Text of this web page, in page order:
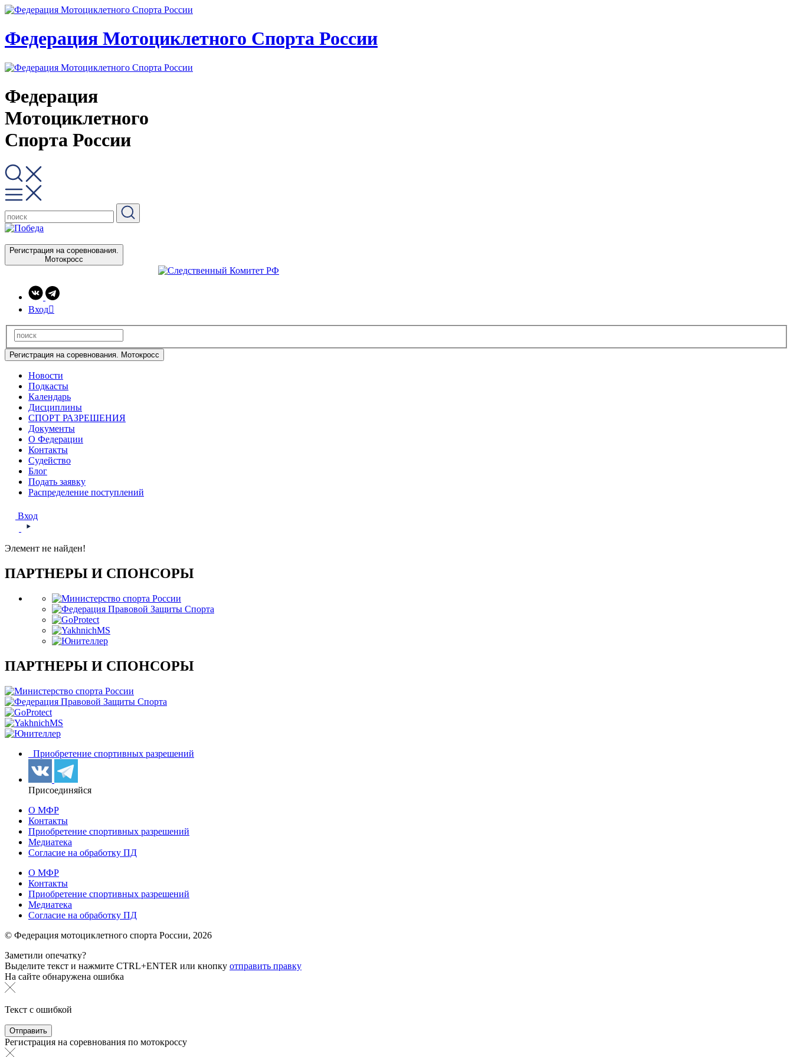
Федерация Мотоциклетного Спорта России
Федерация
Мотоциклетного
Спорта России
Регистрация на соревнования.
Мотокросс
Вход
Регистрация на соревнования. Мотокросс
Новости
Подкасты
Календарь
Дисциплины
СПОРТ РАЗРЕШЕНИЯ
Документы
О Федерации
Контакты
Судейство
Блог
Подать заявку
Распределение поступлений
Вход
Элемент не найден!
ПАРТНЕРЫ И СПОНСОРЫ
ПАРТНЕРЫ И СПОНСОРЫ
Приобретение спортивных разрешений
Присоединяйся
О МФР
Контакты
Приобретение спортивных разрешений
Медиатека
Согласие на обработку ПД
О МФР
Контакты
Приобретение спортивных разрешений
Медиатека
Согласие на обработку ПД
© Федерация мотоциклетного спорта России, 2026
Заметили опечатку?
Выделите текст и нажмите CTRL+ENTER или кнопку отправить правку
На сайте обнаружена ошибка
Текст с ошибкой
Регистрация на соревнования по мотокроссу